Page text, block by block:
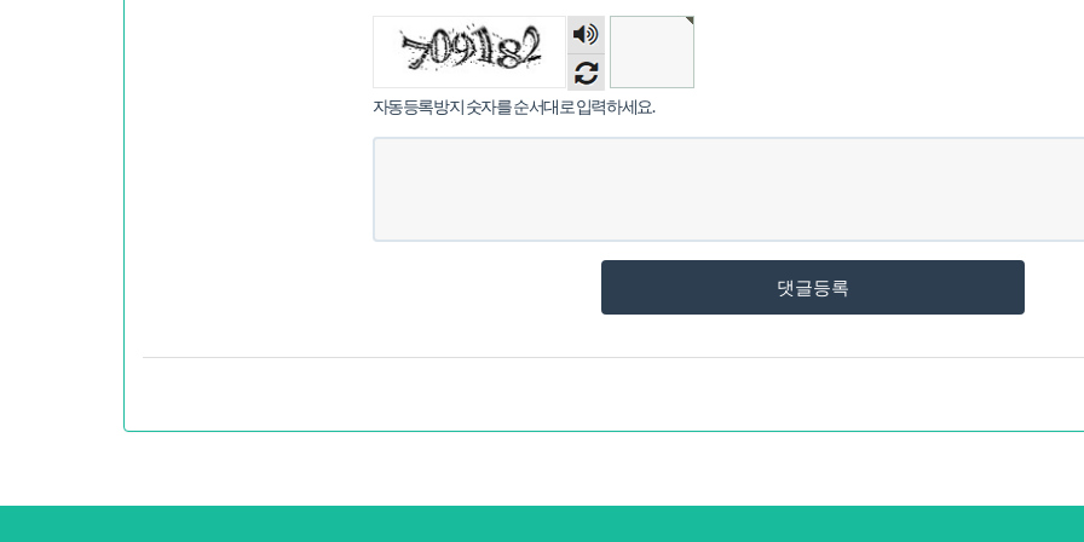
숫자
음성
듣기
자동등록방지 숫자를 순서대로 입력하세요.
댓글등록